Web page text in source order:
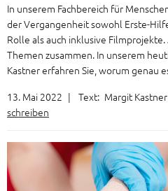
In unserem Fachbereich für
der Vergangenheit sowohl Erste-
Rolle als auch inklusive
Themen zusammen. In unserem
Kastner erfahren Sie, worum genau
13. Mai 2022 | Text: Margit
schreiben